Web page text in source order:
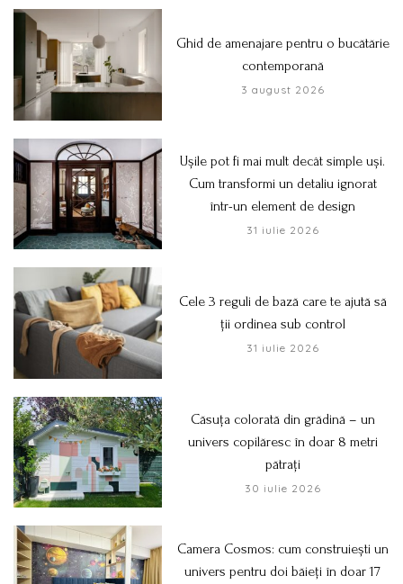
Ghid de amenajare pentru o bucătărie
contemporană
3 august 2026
Ușile pot fi mai mult decât simple uși.
Cum transformi un detaliu ignorat
într-un element de design
31 iulie 2026
Cele 3 reguli de bază care te ajută să
ții ordinea sub control
31 iulie 2026
Căsuța colorată din grădină – un
univers copilăresc în doar 8 metri
pătrați
30 iulie 2026
Camera Cosmos: cum construiești un
univers pentru doi băieți în doar 17